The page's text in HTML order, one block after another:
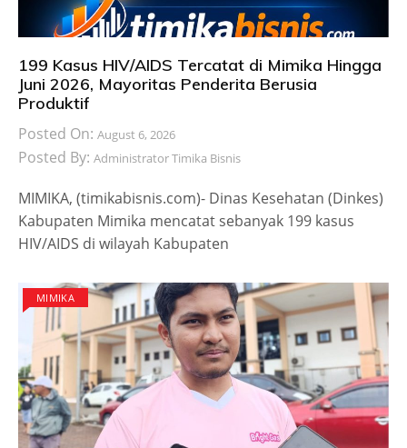
199 Kasus HIV/AIDS Tercatat di Mimika Hingga
Juni 2026, Mayoritas Penderita Berusia
Produktif
Posted On: August 6, 2026
Posted By: Administrator Timika Bisnis
MIMIKA, (timikabisnis.com)- Dinas Kesehatan (Dinkes)
Kabupaten Mimika mencatat sebanyak 199 kasus
HIV/AIDS di wilayah Kabupaten
MIMIKA